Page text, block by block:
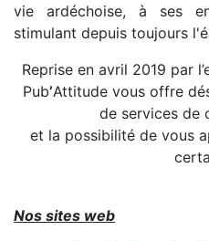
vie ardéchoise, à ses
stimulant depuis toujours
Reprise en avril 2019 par
Pub’Attitude vous offre
de services de
et la possibilité de vous
Nos sites web